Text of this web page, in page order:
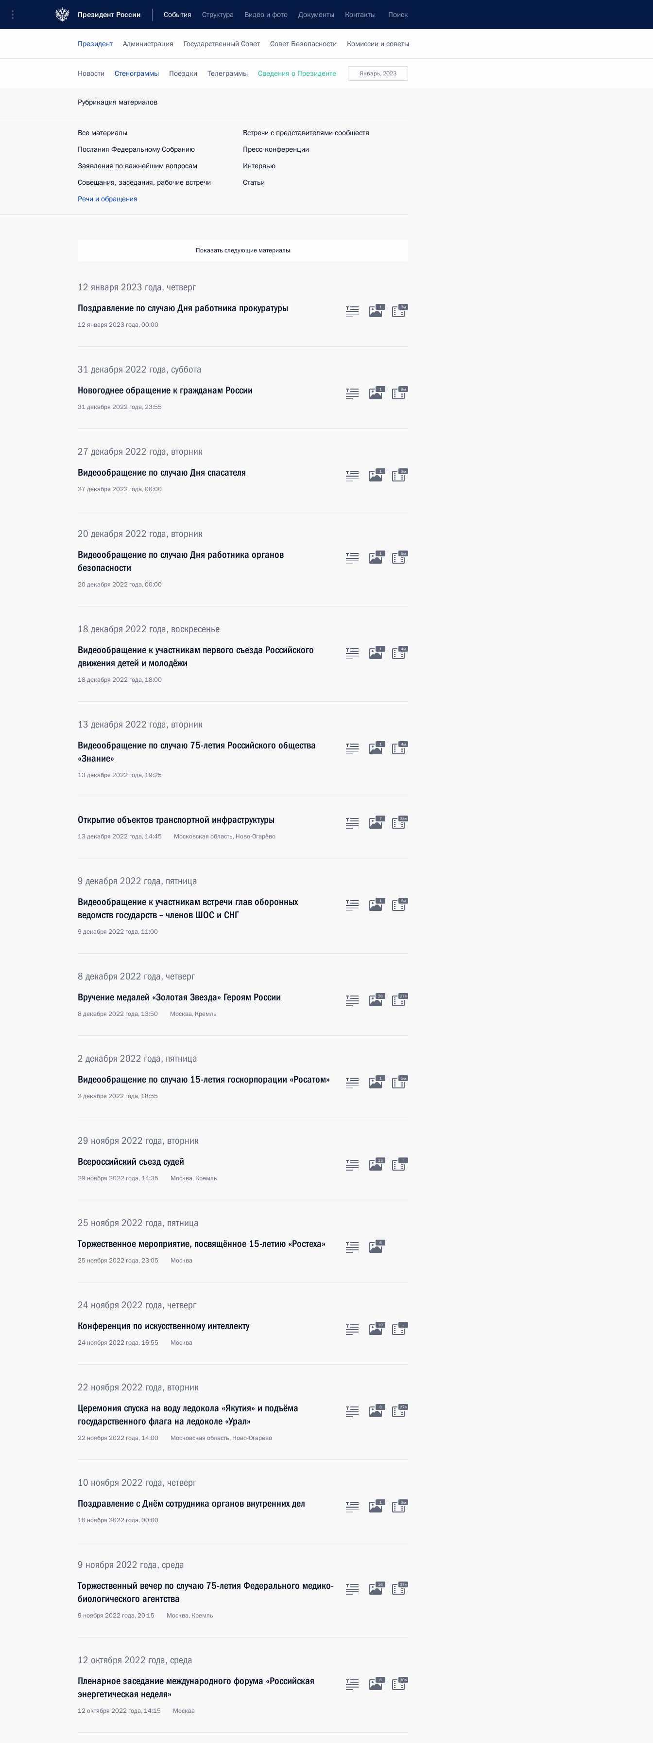
Президент России События Структура Видео и фото Документы Контакты Поиск
Президент Администрация Государственный Совет Совет Безопасности Комиссии и советы
январь, 2023
Новости Стенограммы Поездки Телеграммы Сведения о Президенте
Рубрикация материалов
Все материалы
Послания Федеральному Собранию
Заявления по важнейшим вопросам
Совещания, заседания, рабочие встречи
Речи и обращения
Встречи с представителями сообществ
Пресс-конференции
Интервью
Статьи
Показать следующие материалы
12 января 2023 года, четверг
Поздравление по случаю Дня работника прокуратуры
12 января 2023 года, 00:00
1 3м
31 декабря 2022 года, суббота
Новогоднее обращение к гражданам России
31 декабря 2022 года, 23:55
1 9м
27 декабря 2022 года, вторник
Видеообращение по случаю Дня спасателя
27 декабря 2022 года, 00:00
1 3м
20 декабря 2022 года, вторник
Видеообращение по случаю Дня работника органов
безопасности
20 декабря 2022 года, 00:00
1 5м
18 декабря 2022 года, воскресенье
Видеообращение к участникам первого съезда Российского
движения детей и молодёжи
18 декабря 2022 года, 18:00
1 4м
13 декабря 2022 года, вторник
Видеообращение по случаю 75-летия Российского общества
«Знание»
13 декабря 2022 года, 19:25
1 4м
Открытие объектов транспортной инфраструктуры
13 декабря 2022 года, 14:45 Московская область, Ново-Огарёво
7 38м
9 декабря 2022 года, пятница
Видеообращение к участникам встречи глав оборонных
ведомств государств – членов ШОС и СНГ
9 декабря 2022 года, 11:00
1 6м
8 декабря 2022 года, четверг
Вручение медалей «Золотая Звезда» Героям России
8 декабря 2022 года, 13:50 Москва, Кремль
20 27м
2 декабря 2022 года, пятница
Видеообращение по случаю 15-летия госкорпорации «Росатом»
2 декабря 2022 года, 18:55
1 5м
29 ноября 2022 года, вторник
Всероссийский съезд судей
29 ноября 2022 года, 14:35 Москва, Кремль
13 :
25 ноября 2022 года, пятница
Торжественное мероприятие, посвящённое 15-летию «Ростеха»
25 ноября 2022 года, 23:05 Москва
6
24 ноября 2022 года, четверг
Конференция по искусственному интеллекту
24 ноября 2022 года, 16:55 Москва
10 :
22 ноября 2022 года, вторник
Церемония спуска на воду ледокола «Якутия» и подъёма
государственного флага на ледоколе «Урал»
22 ноября 2022 года, 14:00 Московская область, Ново-Огарёво
8 27м
10 ноября 2022 года, четверг
Поздравление с Днём сотрудника органов внутренних дел
10 ноября 2022 года, 00:00
1 3м
9 ноября 2022 года, среда
Торжественный вечер по случаю 75-летия Федерального медико-
биологического агентства
9 ноября 2022 года, 20:15 Москва, Кремль
16 37м
12 октября 2022 года, среда
Пленарное заседание международного форума «Российская
энергетическая неделя»
12 октября 2022 года, 14:15 Москва
6 30м